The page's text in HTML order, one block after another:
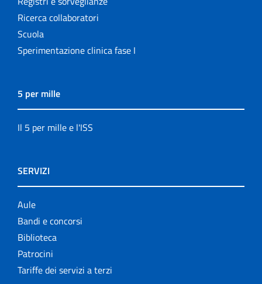
Ricerca collaboratori
Scuola
Sperimentazione clinica fase I
5 per mille
Il 5 per mille e l'ISS
SERVIZI
Aule
Bandi e concorsi
Biblioteca
Patrocini
Tariffe dei servizi a terzi